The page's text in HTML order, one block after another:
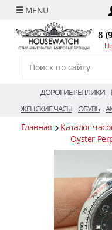
8
ДОРОГИЕ РЕПЛИКИ
ЖЕНСКИЕ ЧАСЫ ОБУВЬ
Главная Каталог
Oyster